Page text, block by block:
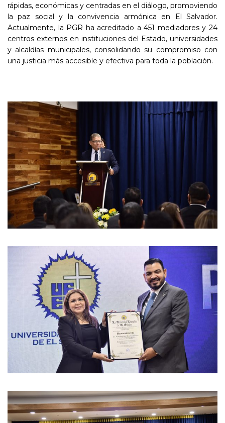
rápidas, económicas y centradas en el diálogo, promoviendo
la paz social y la convivencia armónica en El Salvador.
Actualmente, la PGR ha acreditado a 451 mediadores y 24
centros externos en instituciones del Estado, universidades
y alcaldías municipales, consolidando su compromiso con
una justicia más accesible y efectiva para toda la población.